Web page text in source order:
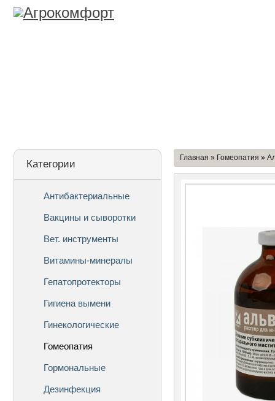
Категории
Антибактериальные
Вакцины и сыворотки
Вет. инструменты
Витамины-минералы
Гепатопротекторы
Гигиена вымени
Гинекологические
Гомеопатия
Гормональные
Дезинфекция
Главная » Гомеопатия »